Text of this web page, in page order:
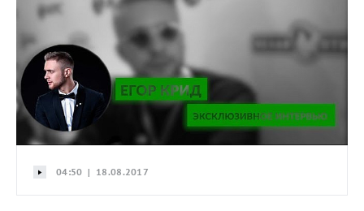
04:50 | 18.08.2017